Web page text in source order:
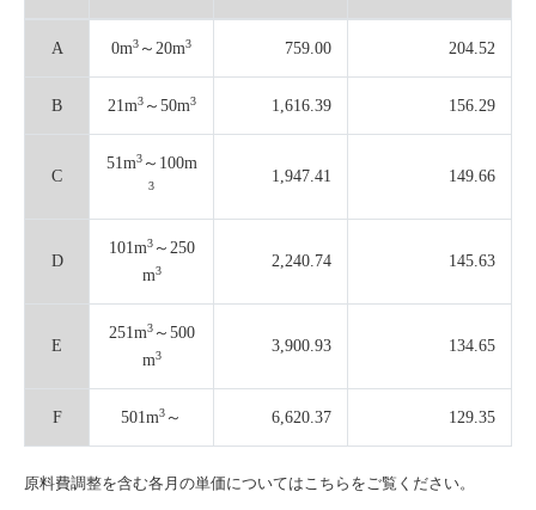
A 0m3 ～20m3 759.00 204.52
B 21m3～50m3 1,616.39 156.29
C
51m3～100m
3
1,947.41 149.66
D
101m3～250
m3
2,240.74 145.63
E
251m3～500
m3
3,900.93 134.65
F 501m3 ～ 6,620.37 129.35
原料費調整を含む各月の単価についてはこちらをご覧ください。